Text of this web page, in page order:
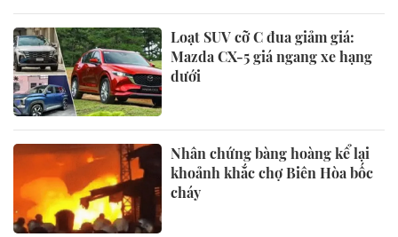
Loạt SUV cỡ C đua giảm giá:
Mazda CX-5 giá ngang xe hạng
dưới
Nhân chứng bàng hoàng kể lại
khoảnh khắc chợ Biên Hòa bốc
cháy